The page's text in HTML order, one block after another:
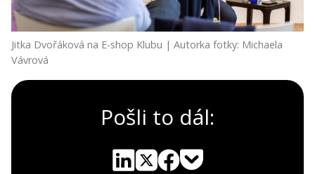
Jitka Dvořáková na E-shop Klubu | Autorka fotky: Michaela
Vávrová
Pošli to dál: